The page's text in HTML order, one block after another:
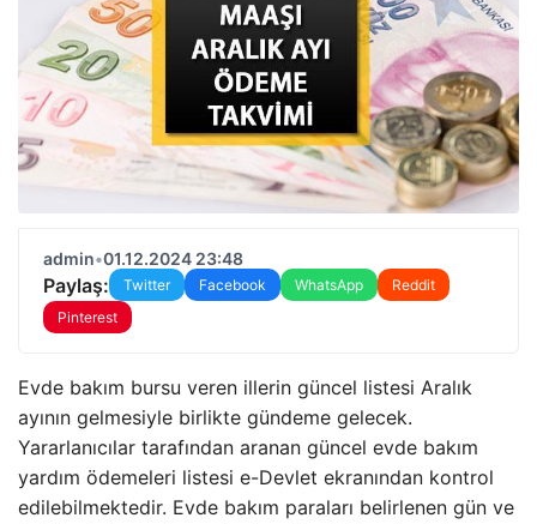
admin•01.12.2024 23:48
Paylaş: Twitter Facebook WhatsApp
Reddit
Pinterest
Evde bakım bursu veren illerin güncel listesi Aralık
ayının gelmesiyle birlikte gündeme gelecek.
Yararlanıcılar tarafından aranan güncel evde bakım
yardım ödemeleri listesi e-Devlet ekranından kontrol
edilebilmektedir. Evde bakım paraları belirlenen gün ve